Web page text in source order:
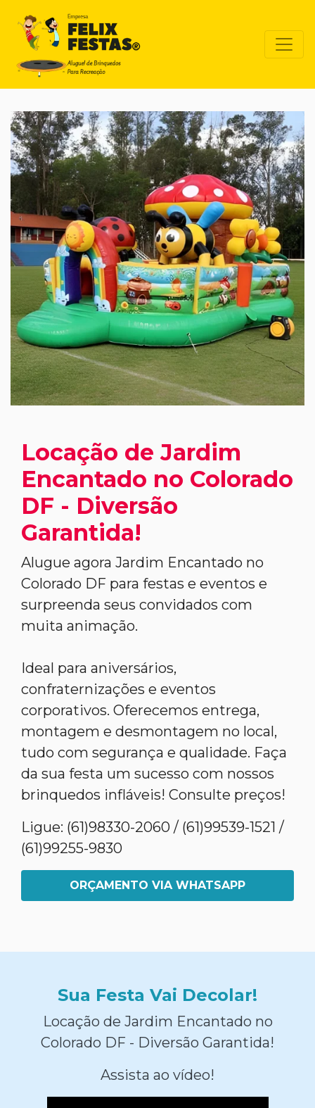
Locação de Jardim
Encantado no Colorado
DF - Diversão
Garantida!
Alugue agora Jardim Encantado no
Colorado DF para festas e eventos e
surpreenda seus convidados com
muita animação.
Ideal para aniversários,
confraternizações e eventos
corporativos. Oferecemos entrega,
montagem e desmontagem no local,
tudo com segurança e qualidade. Faça
da sua festa um sucesso com nossos
brinquedos infláveis! Consulte preços!
Ligue: (61)98330-2060 / (61)99539-1521 /
(61)99255-9830
ORÇAMENTO VIA WHATSAPP
Sua Festa Vai Decolar!
Locação de Jardim Encantado no
Colorado DF - Diversão Garantida!
Assista ao vídeo!